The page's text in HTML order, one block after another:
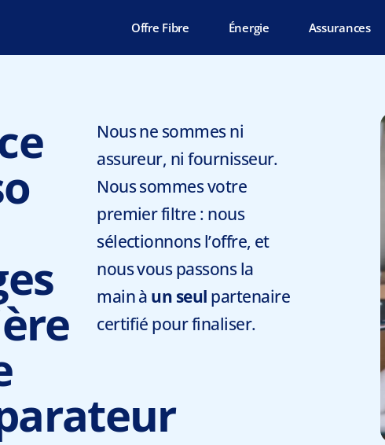
Offre Fibre Énergie Assurances
Nous ne sommes ni
assureur, ni fournisseur.
Nous sommes votre
premier filtre : nous
sélectionnons l’offre, et
nous vous passons la
main à un seul partenaire
certifié pour finaliser.